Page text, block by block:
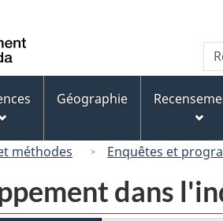
au
« À
de
ce
CanadaGéographie
méthodes Enquêtes et
dans